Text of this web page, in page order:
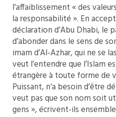
l’affaiblissement « des
la responsabilité ». En
déclaration d’Abu Dhabi, le
d’abonder dans le sens de
imam d’Al-Azhar, qui ne se
veut l’entendre que l’Islam
étrangère à toute forme de
Puissant, n’a besoin d’être
veut pas que son nom soit
gens », écrivent-ils